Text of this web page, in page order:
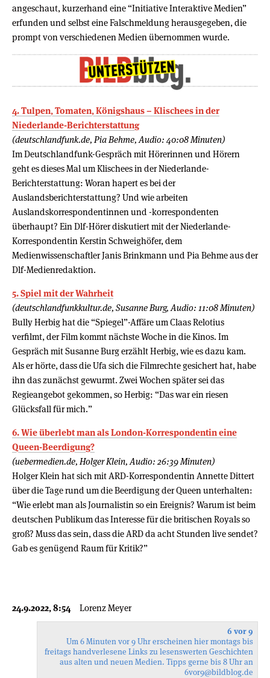
angeschaut, kurzerhand eine “Initiative Interaktive Medien”
erfunden und selbst eine Falschmeldung herausgegeben, die
prompt von verschiedenen Medien übernommen wurde.
4. Tulpen, Tomaten, Königshaus – Klischees in der
Niederlande-Berichterstattung
(deutschlandfunk.de, Pia Behme, Audio: 40:08 Minuten)
Im Deutschlandfunk-Gespräch mit Hörerinnen und Hörern
geht es dieses Mal um Klischees in der Niederlande-
Berichterstattung: Woran hapert es bei der
Auslandsberichterstattung? Und wie arbeiten
Auslandskorrespondentinnen und -korrespondenten
überhaupt? Ein Dlf-Hörer diskutiert mit der Niederlande-
Korrespondentin Kerstin Schweighöfer, dem
Medienwissenschaftler Janis Brinkmann und Pia Behme aus der
Dlf-Medienredaktion.
5. Spiel mit der Wahrheit
(deutschlandfunkkultur.de, Susanne Burg, Audio: 11:08 Minuten)
Bully Herbig hat die “Spiegel”-Affäre um Claas Relotius
verfilmt, der Film kommt nächste Woche in die Kinos. Im
Gespräch mit Susanne Burg erzählt Herbig, wie es dazu kam.
Als er hörte, dass die Ufa sich die Filmrechte gesichert hat, habe
ihn das zunächst gewurmt. Zwei Wochen später sei das
Regieangebot gekommen, so Herbig: “Das war ein riesen
Glücksfall für mich.”
6. Wie überlebt man als London-Korrespondentin eine
Queen-Beerdigung?
(uebermedien.de, Holger Klein, Audio: 26:39 Minuten)
Holger Klein hat sich mit ARD-Korrespondentin Annette Dittert
über die Tage rund um die Beerdigung der Queen unterhalten:
“Wie erlebt man als Journalistin so ein Ereignis? Warum ist beim
deutschen Publikum das Interesse für die britischen Royals so
groß? Muss das sein, dass die ARD da acht Stunden live sendet?
Gab es genügend Raum für Kritik?”
24.9.2022, 8:54 Lorenz Meyer
6 vor 9
Um 6 Minuten vor 9 Uhr erscheinen hier montags bis
freitags handverlesene Links zu lesenswerten Geschichten
aus alten und neuen Medien. Tipps gerne bis 8 Uhr an
6vor9@bildblog.de